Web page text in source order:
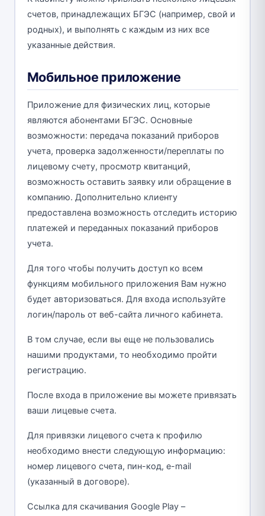
счетов, принадлежащих БГЭС (например, свой и
родных), и выполнять с каждым из них все
указанные действия.
Мобильное приложение
Приложение для физических лиц, которые
являются абонентами БГЭС. Основные
возможности: передача показаний приборов
учета, проверка задолженности/переплаты по
лицевому счету, просмотр квитанций,
возможность оставить заявку или обращение в
компанию. Дополнительно клиенту
предоставлена возможность отследить историю
платежей и переданных показаний приборов
учета.
Для того чтобы получить доступ ко всем
функциям мобильного приложения Вам нужно
будет авторизоваться. Для входа используйте
логин/пароль от веб-сайта личного кабинета.
В том случае, если вы еще не пользовались
нашими продуктами, то необходимо пройти
регистрацию.
После входа в приложение вы можете привязать
ваши лицевые счета.
Для привязки лицевого счета к профилю
необходимо внести следующую информацию:
номер лицевого счета, пин-код, e-mail
(указанный в договоре).
Ссылка для скачивания Google Play –